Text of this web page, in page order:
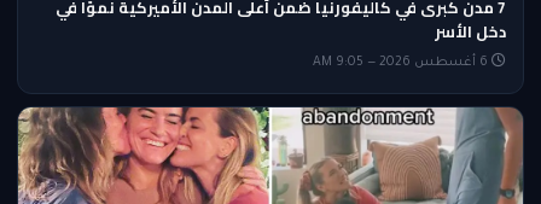
7 مدن كبرى في كاليفورنيا ضمن أعلى المدن الأميركية نموًا في
دخل الأسر